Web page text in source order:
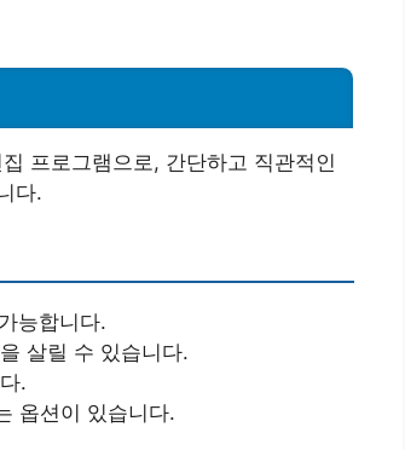
프로그램으로, 간단하고 직관적인
다.
능합니다.
살릴 수 있습니다.
.
옵션이 있습니다.